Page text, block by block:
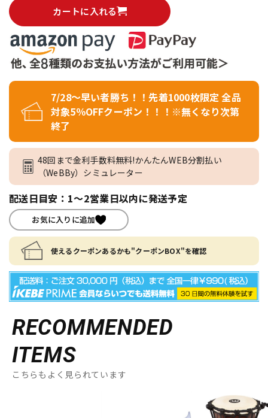
カートに入れる
7/28～早い者勝ち！！先着1000枚限定 全品
対象5％OFFクーポン！！！※無くなり次第
終了
48回まで金利手数料無料!かんたんWEB分割払い
（WeBBy）シミュレーター
配送日目安：1～2営業日以内に発送予定
お気に入りに追加
使えるクーポンあるかも"クーポンBOX"を確認
RECOMMENDED
ITEMS
こちらもよく見られています